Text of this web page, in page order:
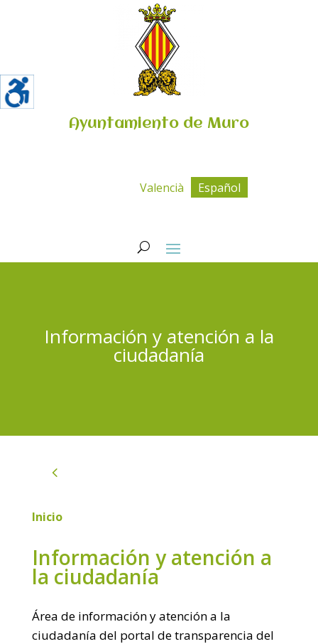
Ayuntamiento de Muro
Valencià Español
Información y atención a la
ciudadanía
4
Inicio
Información y atención a
la ciudadanía
Área de información y atención a la
ciudadanía del portal de transparencia del